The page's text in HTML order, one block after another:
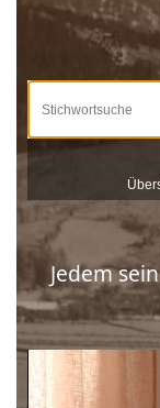
Europäischen
Saalfeldens
Wir bedanken uns
Jedem